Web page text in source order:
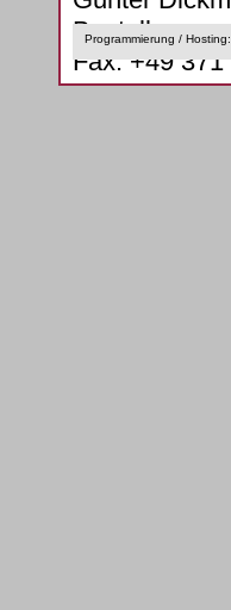
Bestellung
Fax: +49
Programmierung / Hosting: